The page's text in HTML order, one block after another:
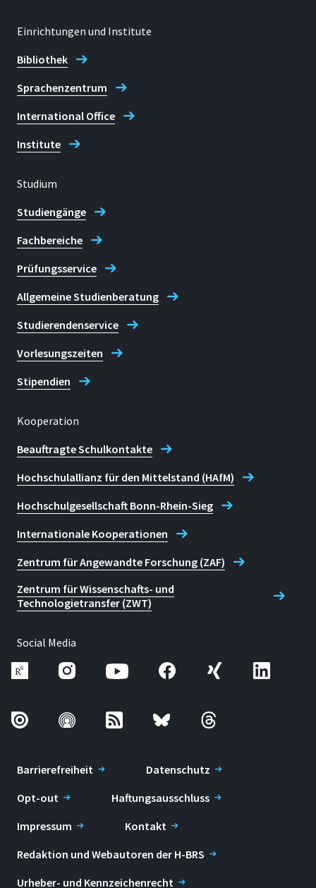
Einrichtungen und Institute
Bibliothek
Sprachenzentrum
International Office
Institute
Studium
Studiengänge
Fachbereiche
Prüfungsservice
Allgemeine Studienberatung
Studierendenservice
Vorlesungszeiten
Stipendien
Kooperation
Beauftragte Schulkontakte
Hochschulallianz für den Mittelstand (HAfM)
Hochschulgesellschaft Bonn-Rhein-Sieg
Internationale Kooperationen
Zentrum für Angewandte Forschung (ZAF)
Zentrum für Wissenschafts- und
Technologietransfer (ZWT)
Social Media
Barrierefreiheit
Datenschutz
Opt-out
Haftungsausschluss
Impressum
Kontakt
Redaktion und Webautoren der H-BRS
Urheber- und Kennzeichenrecht